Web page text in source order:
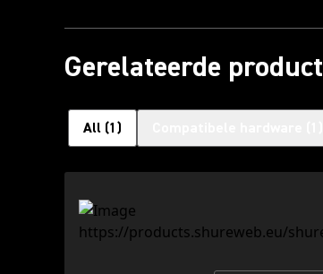
Gerelateerde
All (1 )